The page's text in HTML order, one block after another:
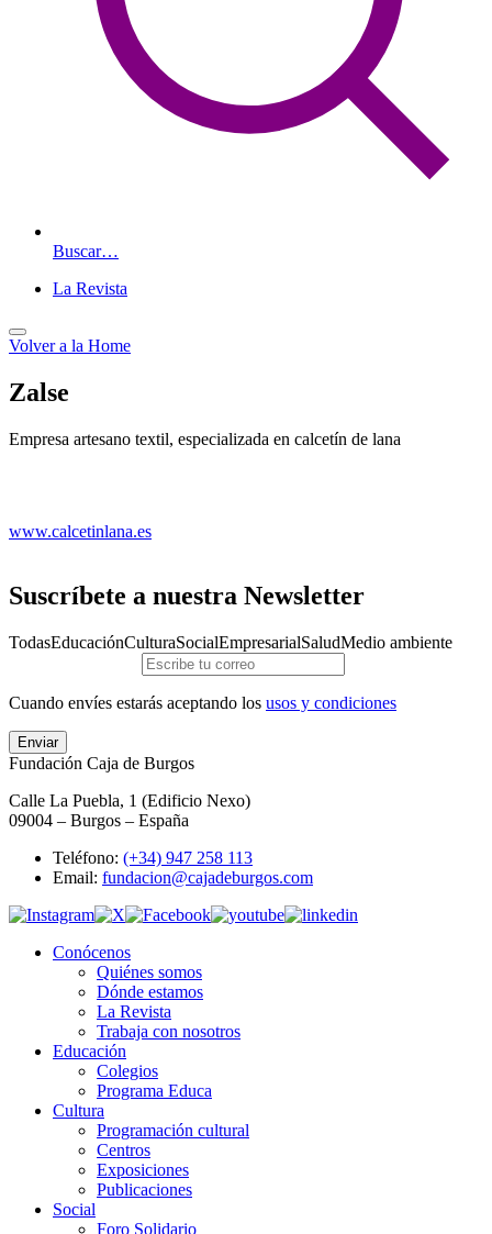
Buscar…
La Revista
Volver a la Home
Zalse
Empresa artesano textil, especializada en calcetín de lana
www.calcetinlana.es
Suscríbete a nuestra Newsletter
TodasEducaciónCulturaSocialEmpresarialSaludMedio ambiente
Cuando envíes estarás aceptando los usos y condiciones
Enviar
Fundación Caja de Burgos
Calle La Puebla, 1 (Edificio Nexo)
09004 – Burgos – España
Teléfono: (+34) 947 258 113
Email: fundacion@cajadeburgos.com
Conócenos
Quiénes somos
Dónde estamos
La Revista
Trabaja con nosotros
Educación
Colegios
Programa Educa
Cultura
Programación cultural
Centros
Exposiciones
Publicaciones
Social
Foro Solidario